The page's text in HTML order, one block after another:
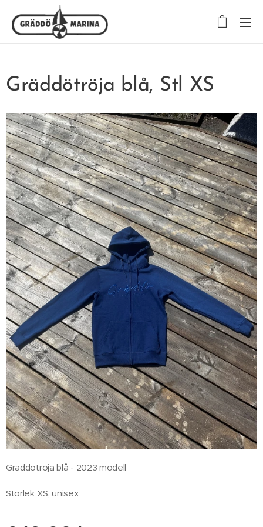
Gräddötröja blå, Stl XS
Gräddötröja blå - 2023 modell
Storlek XS, unisex